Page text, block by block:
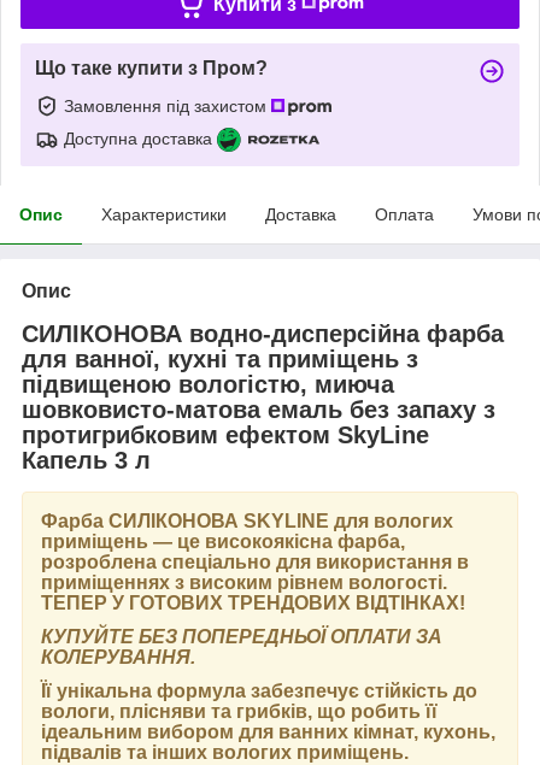
Що таке купити з Пром?
Замовлення під захистом
Доступна доставка
Опис Характеристики Доставка Оплата Умови
Опис
СИЛІКОНОВА водно-дисперсійна фарба
для ванної, кухні та приміщень з
підвищеною вологістю, миюча
шовковисто-матова емаль без запаху з
протигрибковим ефектом SkyLine
Капель 3 л
Фарба СИЛІКОНОВА SKYLINE для вологих
приміщень — це високоякісна фарба,
розроблена спеціально для використання в
приміщеннях з високим рівнем вологості.
ТЕПЕР У ГОТОВИХ ТРЕНДОВИХ ВІДТІНКАХ!
КУПУЙТЕ БЕЗ ПОПЕРЕДНЬОЇ ОПЛАТИ ЗА
КОЛЕРУВАННЯ.
Її унікальна формула забезпечує стійкість до
вологи, плісняви та грибків, що робить її
ідеальним вибором для ванних кімнат, кухонь,
підвалів та інших вологих приміщень.